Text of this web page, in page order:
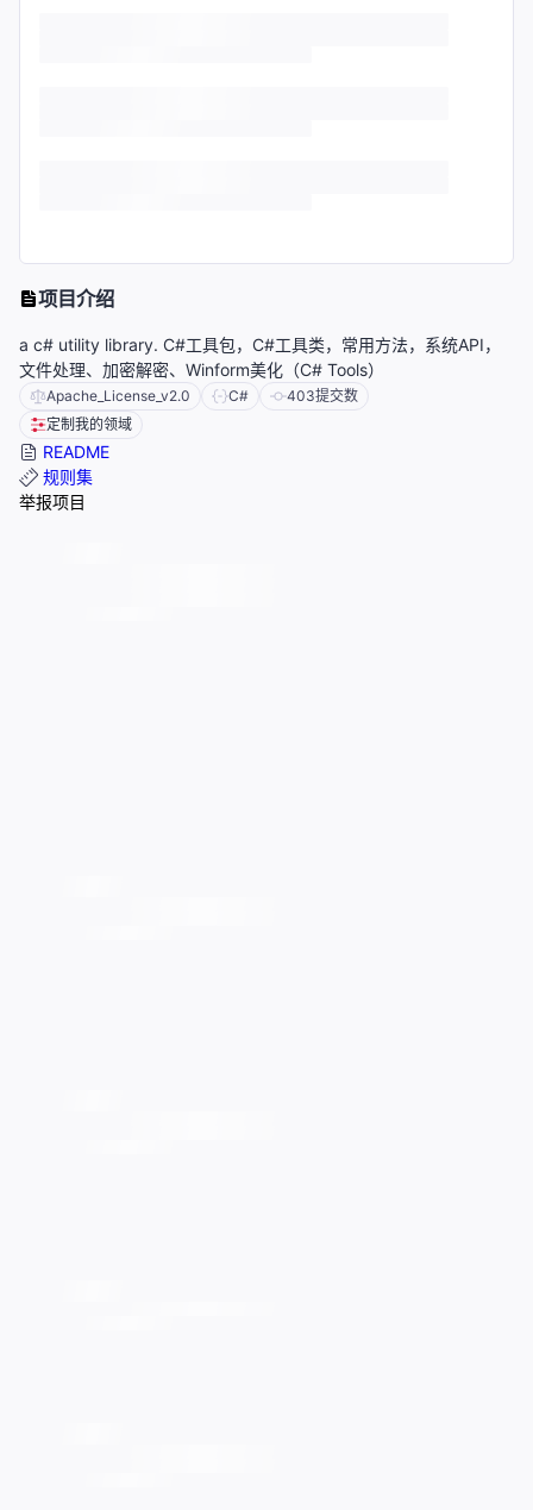
项目介绍
a c# utility library. C#工具包，C#工具类，常用方法，系统API，
文件处理、加密解密、Winform美化（C# Tools）
Apache_License_v2.0 C# 403提交数
定制我的领域
README
规则集
举报项目